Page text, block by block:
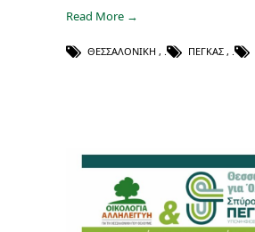
Read More →
ΘΕΣΣΑΛΟΝΊΚΗ , ΠΈΓΚΑΣ ,